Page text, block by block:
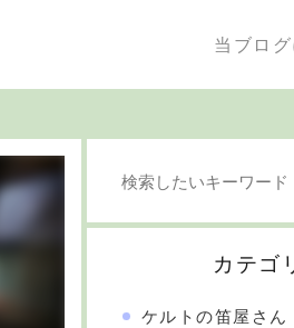
当ブロ
カテゴ
ケルトの笛屋さん